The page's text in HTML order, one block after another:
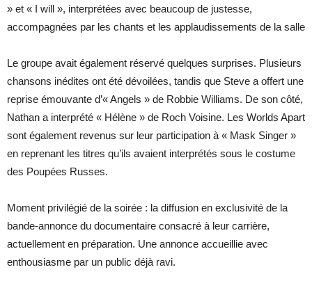
» et « I will », interprétées avec beaucoup de justesse,
accompagnées par les chants et les applaudissements de la salle
Le groupe avait également réservé quelques surprises. Plusieurs
chansons inédites ont été dévoilées, tandis que Steve a offert une
reprise émouvante d’« Angels » de Robbie Williams. De son côté,
Nathan a interprété « Hélène » de Roch Voisine. Les Worlds Apart
sont également revenus sur leur participation à « Mask Singer »
en reprenant les titres qu’ils avaient interprétés sous le costume
des Poupées Russes.
Moment privilégié de la soirée : la diffusion en exclusivité de la
bande-annonce du documentaire consacré à leur carrière,
actuellement en préparation. Une annonce accueillie avec
enthousiasme par un public déjà ravi.